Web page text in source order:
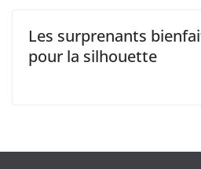
Les surprenants
pour la silhouette